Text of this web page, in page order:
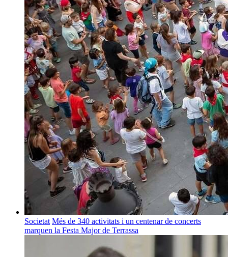
Societat Més de 340 activitats i un centenar de concerts
marquen la Festa Major de Terrassa